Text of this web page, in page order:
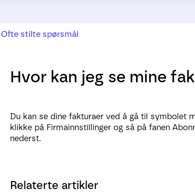
Ofte stilte spørsmål
Hvor kan jeg se mine
Du kan se dine fakturaer ved å gå til symbolet
klikke på Firmainnstillinger og så på fanen
nederst.
Relaterte artikler